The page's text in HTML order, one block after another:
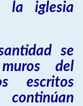
la iglesia
se
del
escritos